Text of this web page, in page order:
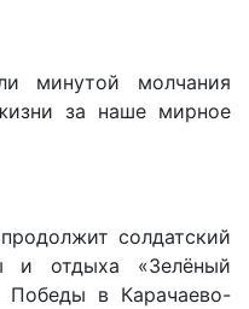
минутой молчания
за наше мирное
солдатский
и отдыха «Зелёный
Победы в Карачаево-